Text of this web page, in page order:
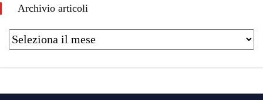
Archivio articoli